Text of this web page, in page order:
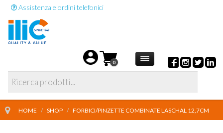
Assistenza e ordini telefonici
0
HOME / SHOP / FORBICI/PINZETTE COMBINATE LASCHAL 12,7CM